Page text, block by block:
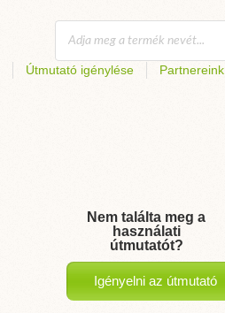
Útmutató igénylése Partnereink
Nem találta meg a
használati
útmutatót?
Igényelni az útmutató